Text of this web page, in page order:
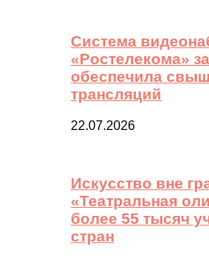
Система
«Ростелекома»
обеспечила
трансляций
22.07.2026
Искусство вне
«Театральная
более 55 тысяч
стран